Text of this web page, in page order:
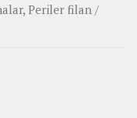
Periler filan /